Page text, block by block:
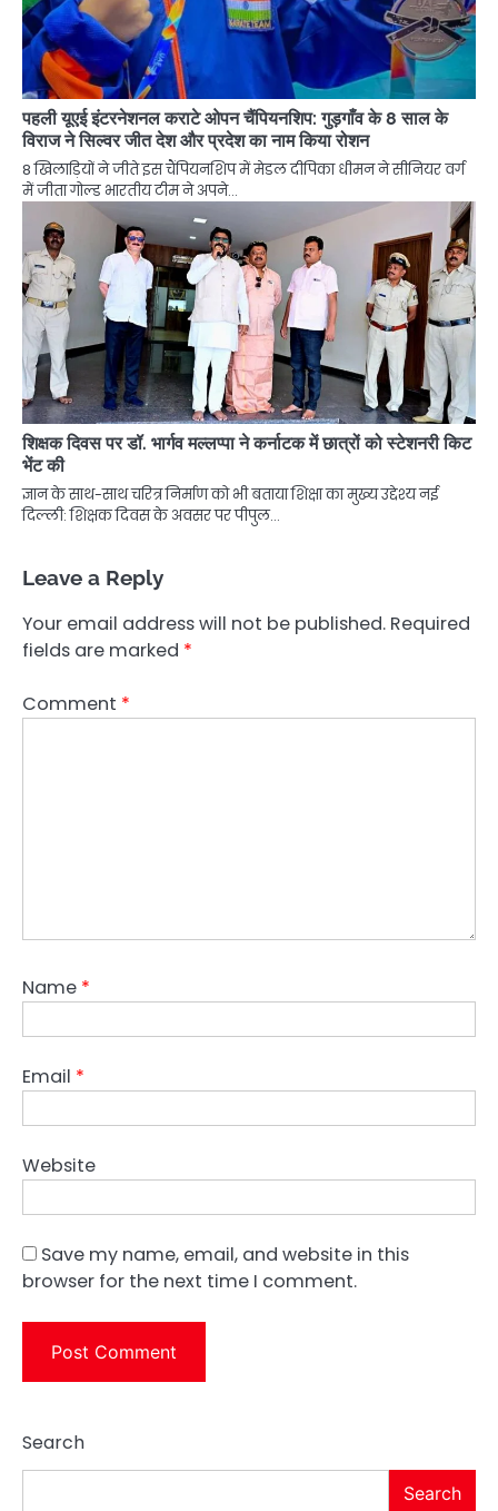
पहली यूएई इंटरनेशनल कराटे ओपन चैंपियनशिप: गुड़गाँव के 8 साल के
विराज ने सिल्वर जीत देश और प्रदेश का नाम किया रोशन
8 खिलाड़ियों ने जीते इस चैंपियनशिप में मेडल दीपिका धीमन ने सीनियर वर्ग
में जीता गोल्ड भारतीय टीम ने अपने…
शिक्षक दिवस पर डॉ. भार्गव मल्लप्पा ने कर्नाटक में छात्रों को स्टेशनरी किट
भेंट की
ज्ञान के साथ-साथ चरित्र निर्माण को भी बताया शिक्षा का मुख्य उद्देश्य नई
दिल्ली: शिक्षक दिवस के अवसर पर पीपुल…
Leave a Reply
Your email address will not be published. Required
fields are marked *
Comment *
Name *
Email *
Website
Save my name, email, and website in this
browser for the next time I comment.
Search
Search